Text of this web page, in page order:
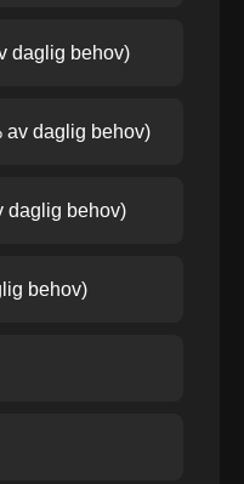
daglig behov)
av daglig behov)
daglig behov)
behov)